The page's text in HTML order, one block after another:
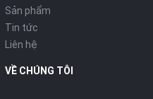
Sản phẩm
Tin tức
Liên hệ
VỀ CHÚNG TÔI